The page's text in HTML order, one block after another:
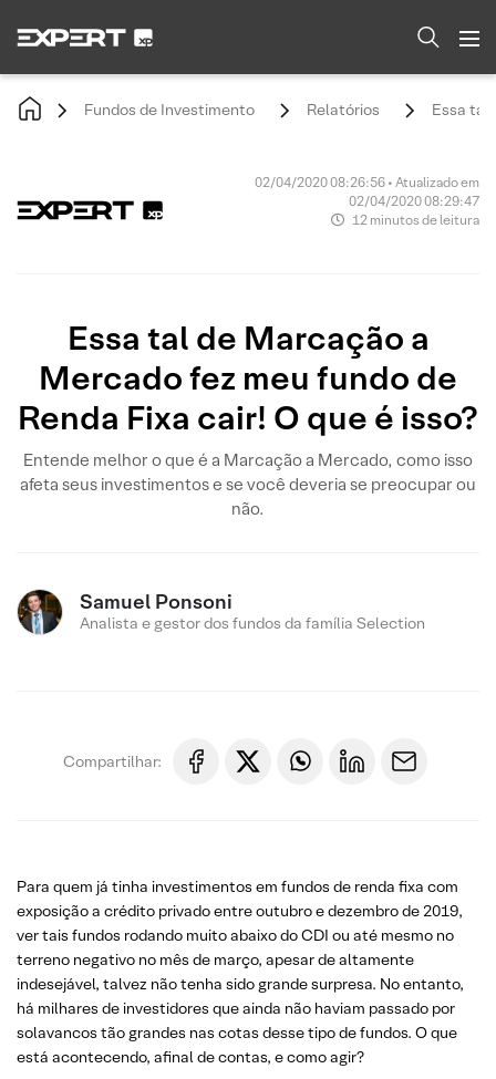
Fundos de Investimento Relatórios Essa tal
02/04/2020 08:26:56 • Atualizado em
02/04/2020 08:29:47
12 minutos de leitura
Essa tal de Marcação a
Mercado fez meu fundo de
Renda Fixa cair! O que é isso?
Entende melhor o que é a Marcação a Mercado, como isso
afeta seus investimentos e se você deveria se preocupar ou
não.
Samuel Ponsoni
Analista e gestor dos fundos da família Selection
Compartilhar:
Para quem já tinha investimentos em fundos de renda fixa com
exposição a crédito privado entre outubro e dezembro de 2019,
ver tais fundos rodando muito abaixo do CDI ou até mesmo no
terreno negativo no mês de março, apesar de altamente
indesejável, talvez não tenha sido grande surpresa. No entanto,
há milhares de investidores que ainda não haviam passado por
solavancos tão grandes nas cotas desse tipo de fundos. O que
está acontecendo, afinal de contas, e como agir?